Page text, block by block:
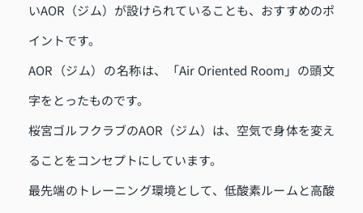
いAOR（ジム）が設けられていることも、おすすめのポ
イントです。
AOR（ジム）の名称は、「Air Oriented Room」の頭文
字をとったものです。
桜宮ゴルフクラブのAOR（ジム）は、空気で身体を変え
ることをコンセプトにしています。
最先端のトレーニング環境として、低酸素ルームと高酸